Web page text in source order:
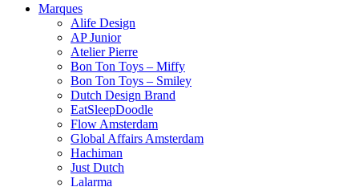
Marques
Alife Design
AP Junior
Atelier Pierre
Bon Ton Toys – Miffy
Bon Ton Toys – Smiley
Dutch Design Brand
EatSleepDoodle
Flow Amsterdam
Global Affairs Amsterdam
Hachiman
Just Dutch
Lalarma